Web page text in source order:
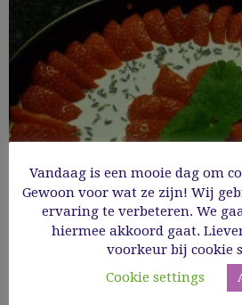
Kwarktaart met aardbeien
Vandaag is een mooie dag om
Gewoon voor wat ze zijn! Wij
ervaring te verbeteren. We
hiermee akkoord gaat.
voorkeur bij cookie
Cookie settings